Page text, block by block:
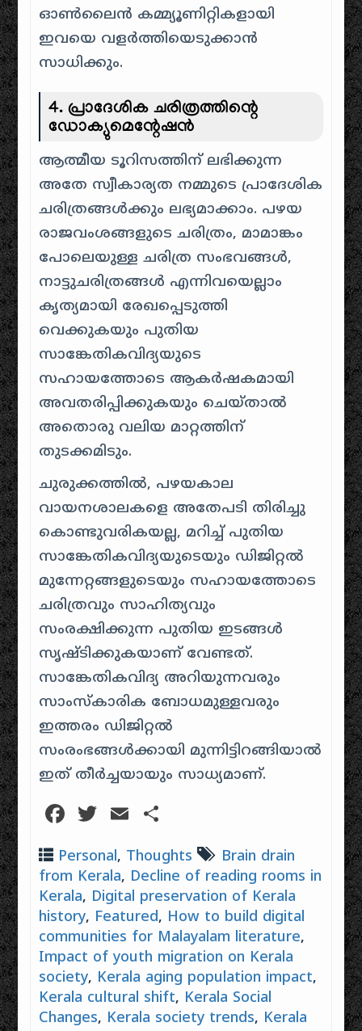
ഓൺലൈൻ കമ്മ്യൂണിറ്റികളായി
ഇവയെ വളർത്തിയെടുക്കാൻ
സാധിക്കും.
4. പ്രാദേശിക ചരിത്രത്തിന്റെ
ഡോക്യുമെന്റേഷൻ
ആത്മീയ ടൂറിസത്തിന് ലഭിക്കുന്ന
അതേ സ്വീകാര്യത നമ്മുടെ പ്രാദേശിക
ചരിത്രങ്ങൾക്കും ലഭ്യമാക്കാം. പഴയ
രാജവംശങ്ങളുടെ ചരിത്രം, മാമാങ്കം
പോലെയുള്ള ചരിത്ര സംഭവങ്ങൾ,
നാട്ടുചരിത്രങ്ങൾ എന്നിവയെല്ലാം
കൃത്യമായി രേഖപ്പെടുത്തി
വെക്കുകയും പുതിയ
സാങ്കേതികവിദ്യയുടെ
സഹായത്തോടെ ആകർഷകമായി
അവതരിപ്പിക്കുകയും ചെയ്താൽ
അതൊരു വലിയ മാറ്റത്തിന്
തുടക്കമിടും.
ചുരുക്കത്തിൽ, പഴയകാല
വായനശാലകളെ അതേപടി തിരിച്ചു
കൊണ്ടുവരികയല്ല, മറിച്ച് പുതിയ
സാങ്കേതികവിദ്യയുടെയും ഡിജിറ്റൽ
മുന്നേറ്റങ്ങളുടെയും സഹായത്തോടെ
ചരിത്രവും സാഹിത്യവും
സംരക്ഷിക്കുന്ന പുതിയ ഇടങ്ങൾ
സൃഷ്ടിക്കുകയാണ് വേണ്ടത്.
സാങ്കേതികവിദ്യ അറിയുന്നവരും
സാംസ്കാരിക ബോധമുള്ളവരും
ഇത്തരം ഡിജിറ്റൽ
സംരംഭങ്ങൾക്കായി മുന്നിട്ടിറങ്ങിയാൽ
ഇത് തീർച്ചയായും സാധ്യമാണ്.
Facebook
Twitter
Email
Personal, Thoughts
Brain drain
from Kerala, Decline of reading rooms in
Kerala, Digital preservation of Kerala
history, Featured, How to build digital
communities for Malayalam literature,
Impact of youth migration on Kerala
society, Kerala aging population impact,
Kerala cultural shift, Kerala Social
Changes, Kerala society trends, Kerala